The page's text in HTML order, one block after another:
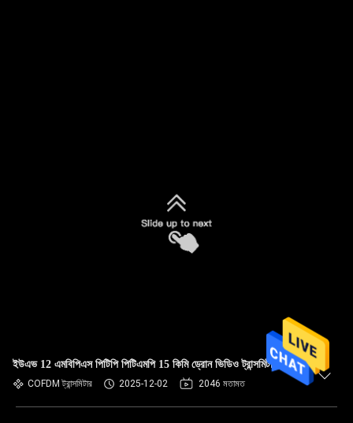
ইউএভ 12 এমবিপিএস পিটিপি পিটিএমপি 15 কিমি ড্রোন ভিডিও ট্রান্সমিটার
COFDM ট্রান্সমিটার 2025-12-02 2046 মতামত